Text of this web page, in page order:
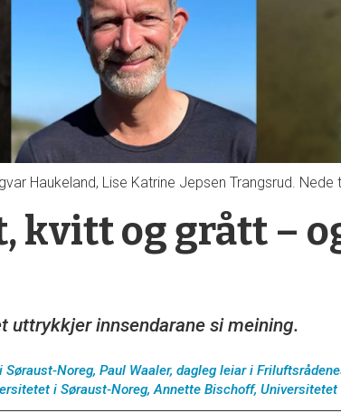
Haukeland, Lise Katrine Jepsen Trangsrud. Nede
kvitt og grått –
uttrykkjer innsendarane si meining.
Noreg, Paul Waaler, dagleg leiar i
i Søraust-Noreg, Annette Bischoff,